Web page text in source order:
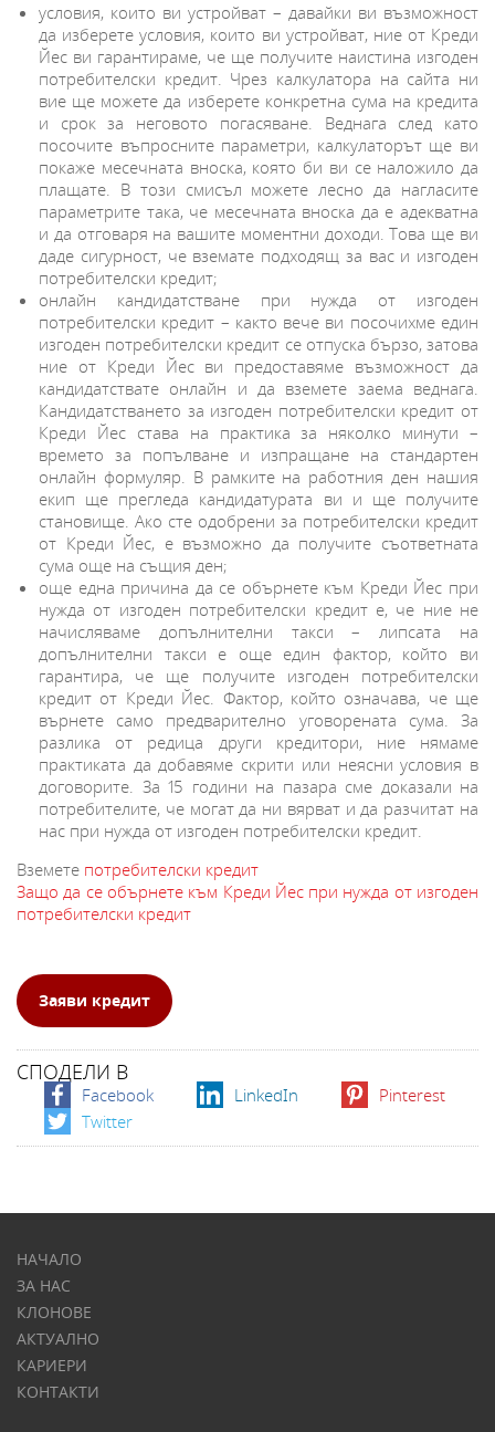
условия, които ви устройват – давайки ви възможност
да изберете условия, които ви устройват, ние от Креди
Йес ви гарантираме, че ще получите наистина изгоден
потребителски кредит. Чрез калкулатора на сайта ни
вие ще можете да изберете конкретна сума на кредита
и срок за неговото погасяване. Веднага след като
посочите въпросните параметри, калкулаторът ще ви
покаже месечната вноска, която би ви се наложило да
плащате. В този смисъл можете лесно да нагласите
параметрите така, че месечната вноска да е адекватна
и да отговаря на вашите моментни доходи. Това ще ви
даде сигурност, че вземате подходящ за вас и изгоден
потребителски кредит;
онлайн кандидатстване при нужда от изгоден
потребителски кредит – както вече ви посочихме един
изгоден потребителски кредит се отпуска бързо, затова
ние от Креди Йес ви предоставяме възможност да
кандидатствате онлайн и да вземете заема веднага.
Кандидатстването за изгоден потребителски кредит от
Креди Йес става на практика за няколко минути –
времето за попълване и изпращане на стандартен
онлайн формуляр. В рамките на работния ден нашия
екип ще прегледа кандидатурата ви и ще получите
становище. Ако сте одобрени за потребителски кредит
от Креди Йес, е възможно да получите съответната
сума още на същия ден;
още една причина да се обърнете към Креди Йес при
нужда от изгоден потребителски кредит е, че ние не
начисляваме допълнителни такси – липсата на
допълнителни такси е още един фактор, който ви
гарантира, че ще получите изгоден потребителски
кредит от Креди Йес. Фактор, който означава, че ще
върнете само предварително уговорената сума. За
разлика от редица други кредитори, ние нямаме
практиката да добавяме скрити или неясни условия в
договорите. За 15 години на пазара сме доказали на
потребителите, че могат да ни вярват и да разчитат на
нас при нужда от изгоден потребителски кредит.
Вземете потребителски кредит
Защо да се обърнете към Креди Йес при нужда от изгоден
потребителски кредит
Заяви кредит
СПОДЕЛИ В
Facebook LinkedIn
Pinterest
Twitter
НАЧАЛО
ЗА НАС
КЛОНОВЕ
АКТУАЛНО
КАРИЕРИ
КОНТАКТИ